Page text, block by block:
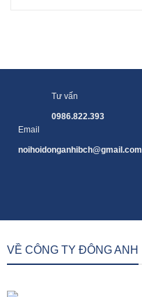
Tư vấn
0986.822.393
Email
noihoidonganhibch@gmail.com
VỀ CÔNG TY ĐÔNG ANH